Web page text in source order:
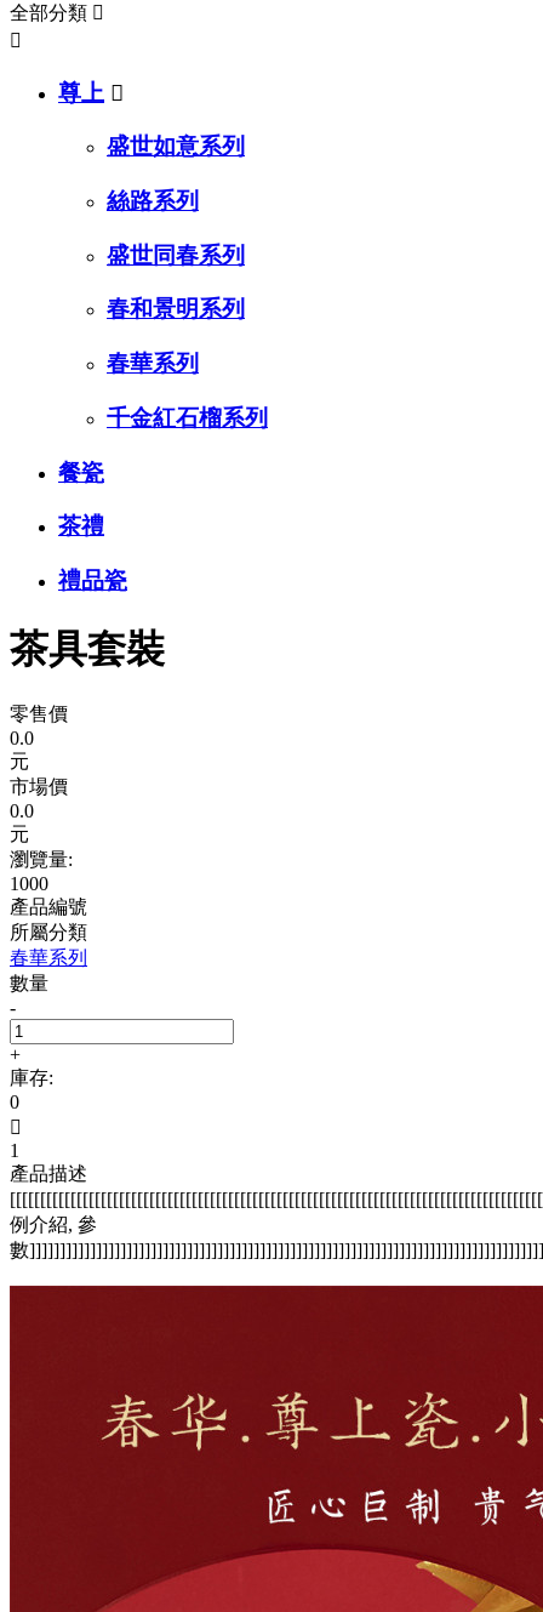
全部分類 

尊上 
盛世如意系列
絲路系列
盛世同春系列
春和景明系列
春華系列
千金紅石榴系列
餐瓷
茶禮
禮品瓷
茶具套裝
零售價
0.0
元
市場價
0.0
元
瀏覽量:
1000
產品編號
所屬分類
春華系列
數量
-
+
庫存:
0

1
產品描述
例介紹, 參
數